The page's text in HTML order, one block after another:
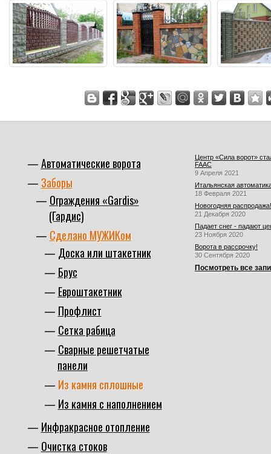
Автоматические ворота
Заборы
Ограждения «Gardis»
(Гардис)
Сделано МУЖИКом
Доска или штакетник
Брус
Евроштакетник
Профлист
Сетка рабица
Cварные решетчатые
панели
Из камня сплошные
Из камня с наполнением
Инфракрасное отопление
Очистка стоков
Центр «Сила ворот»
FAAC
9 Апреля 2021
Итальянская
18 Февраля 2021
Новогодняя распродажа!
21 Декабря 2020
Падает снег - падают
23 Ноября 2020
Ворота в рассрочку!
30 Сентября 2020
Посмотреть все